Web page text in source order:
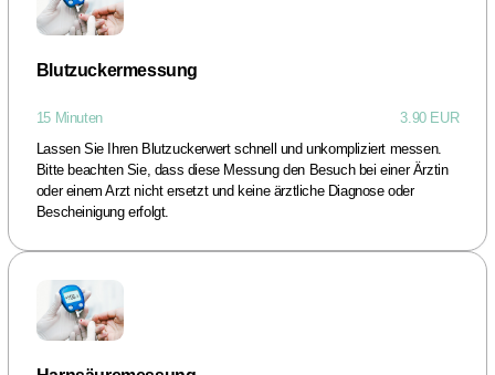
Blutzuckermessung
15 Minuten
3.90 EUR
Lassen Sie Ihren Blutzuckerwert schnell und unkompliziert messen.
Bitte beachten Sie, dass diese Messung den Besuch bei einer Ärztin
oder einem Arzt nicht ersetzt und keine ärztliche Diagnose oder
Bescheinigung erfolgt.